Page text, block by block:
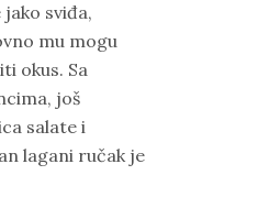
jako sviđa,
mu mogu
okus. Sa
još
salate i
lagani ručak je